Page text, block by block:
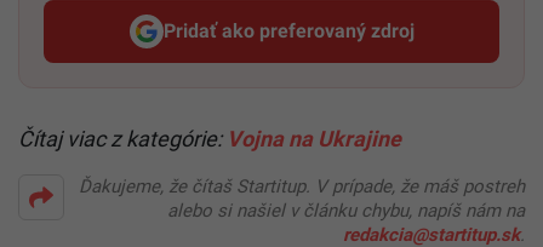
Pridať ako preferovaný zdroj
Startitup, odkaz sa otvorí v
Čítaj viac z kategórie: Vojna na Ukrajine
Ďakujeme, že čítaš Startitup. V prípade, že máš postreh
alebo si našiel v článku chybu, napíš nám na
redakcia@startitup.sk.